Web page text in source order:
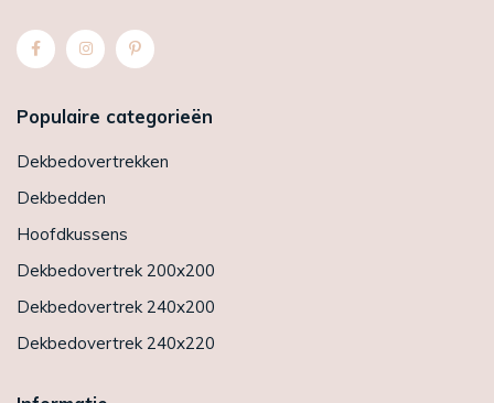
Populaire categorieën
Dekbedovertrekken
Dekbedden
Hoofdkussens
Dekbedovertrek 200x200
Dekbedovertrek 240x200
Dekbedovertrek 240x220